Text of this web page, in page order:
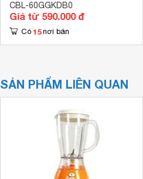
CBL-60GGKDB0
Giá từ 590.000 đ
Có 15 nơi bán
SẢN PHẨM LIÊN QUAN